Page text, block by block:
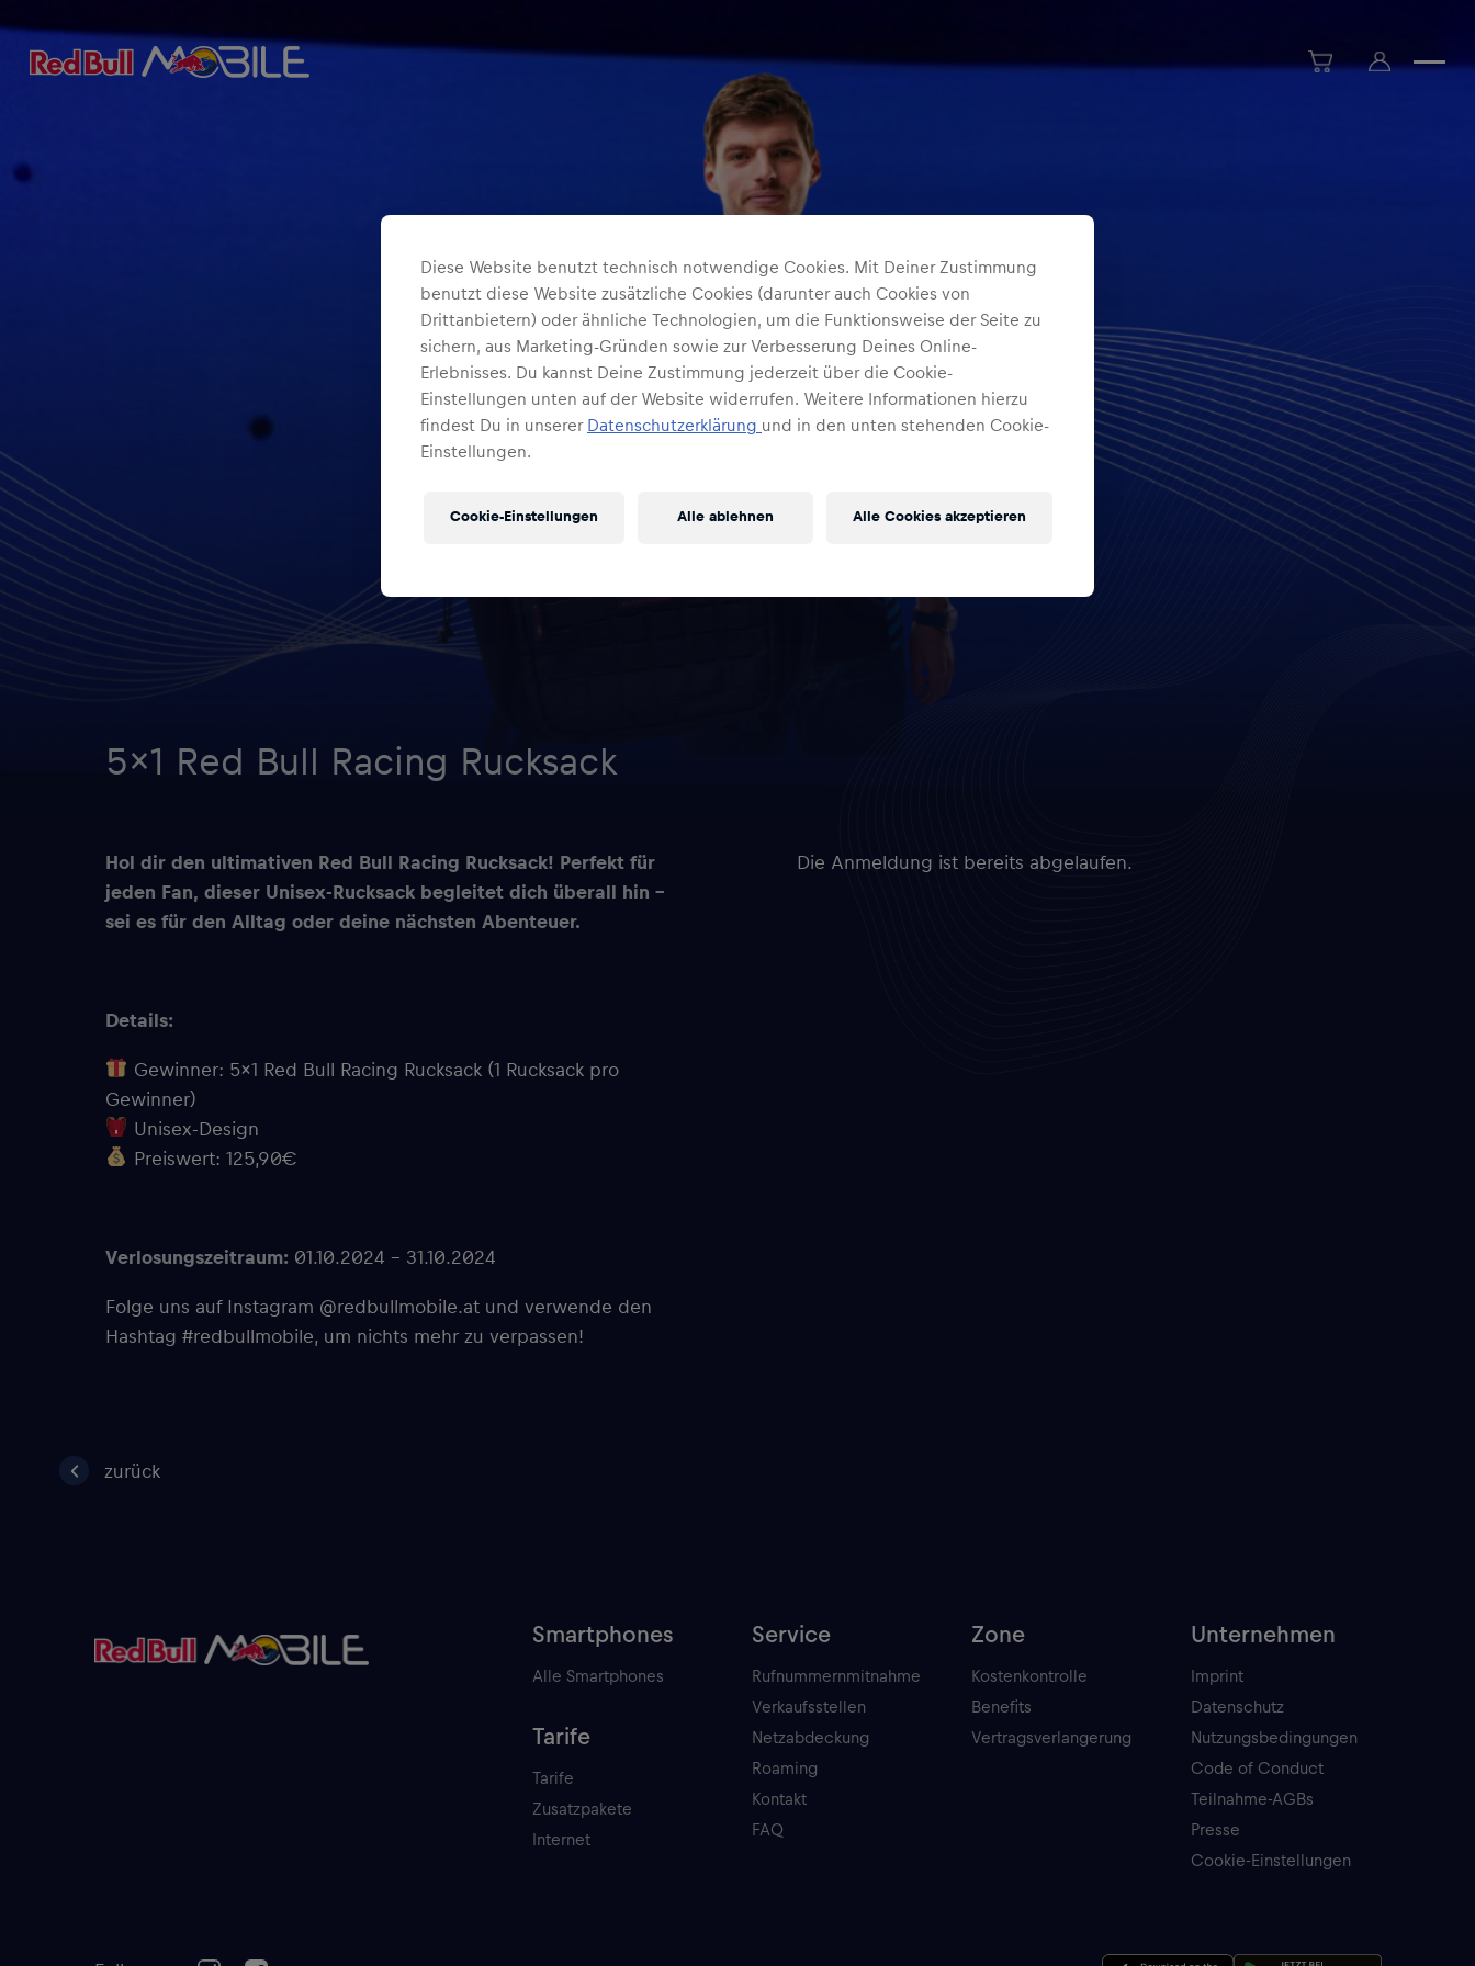
5×1 Red Bull Racing Rucksack
Hol dir den ultimativen Red Bull Racing Rucksack! Perfekt für
jeden Fan, dieser Unisex-Rucksack begleitet dich überall hin –
sei es für den Alltag oder deine nächsten Abenteuer.
Details:
Gewinner: 5×1 Red Bull Racing Rucksack (1 Rucksack pro
Gewinner)
Unisex-Design
Preiswert: 125,90€
Verlosungszeitraum: 01.10.2024 – 31.10.2024
Folge uns auf Instagram @redbullmobile.at und verwende den
Hashtag #redbullmobile, um nichts mehr zu verpassen!
Die Anmeldung ist bereits abgelaufen.
zurück
Smartphones
Alle Smartphones
Tarife
Tarife
Zusatzpakete
Internet
Service
Rufnummernmitnahme
Verkaufsstellen
Netzabdeckung
Roaming
Kontakt
FAQ
Zone
Kostenkontrolle
Benefits
Vertragsverlangerung
Unternehmen
Imprint
Datenschutz
Nutzungsbedingungen
Code of Conduct
Teilnahme-AGBs
Presse
Cookie-Einstellungen
Diese Website benutzt technisch notwendige Cookies. Mit Deiner Zustimmung
benutzt diese Website zusätzliche Cookies (darunter auch Cookies von
Drittanbietern) oder ähnliche Technologien, um die Funktionsweise der Seite zu
sichern, aus Marketing-Gründen sowie zur Verbesserung Deines Online-
Erlebnisses. Du kannst Deine Zustimmung jederzeit über die Cookie-
Einstellungen unten auf der Website widerrufen. Weitere Informationen hierzu
findest Du in unserer Datenschutzerklärung und in den unten stehenden Cookie-
Einstellungen.
Alle ablehnen Alle Cookies akzeptieren
Cookie-Einstellungen